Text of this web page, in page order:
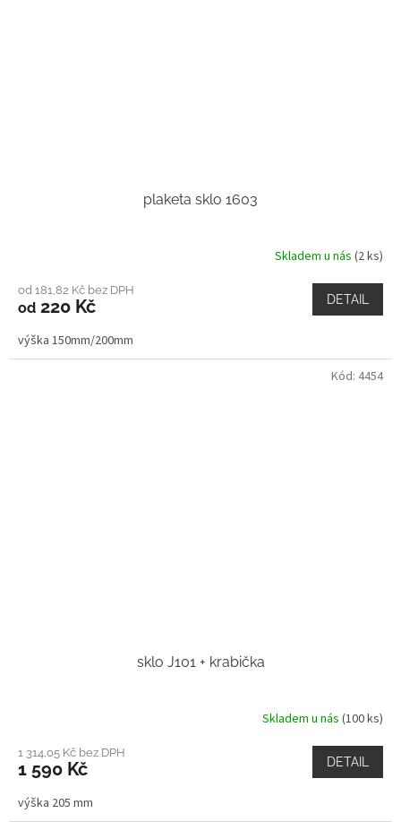
plaketa sklo 1603
Skladem u nás (2 ks)
od 181,82 Kč bez DPH
od 220 Kč DETAIL
výška 150mm/200mm
sklo J101 + krabička
Skladem u nás (100 ks)
1 314,05 Kč bez DPH
1 590 Kč DETAIL
výška 205 mm
Kód: 4454